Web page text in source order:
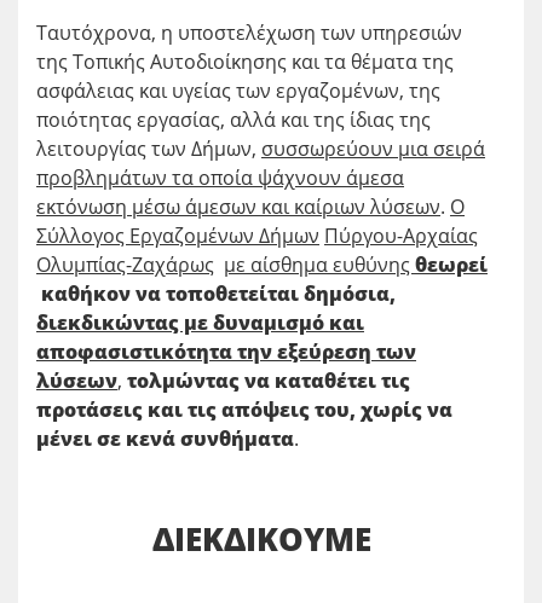
Ταυτόχρονα, η υποστελέχωση των υπηρεσιών
της Τοπικής Αυτοδιοίκησης και τα θέματα της
ασφάλειας και υγείας των εργαζομένων, της
ποιότητας εργασίας, αλλά και της ίδιας της
λειτουργίας των Δήμων, συσσωρεύουν μια σειρά
προβλημάτων τα οποία ψάχνουν άμεσα
εκτόνωση μέσω άμεσων και καίριων λύσεων. Ο
Σύλλογος Εργαζομένων Δήμων Πύργου-Αρχαίας
Ολυμπίας-Ζαχάρως με αίσθημα ευθύνης θεωρεί
καθήκον να τοποθετείταιδημόσια,
διεκδικώντας με δυναμισμό και
αποφασιστικότητα την εξεύρεση των
λύσεων, τολμώντας να καταθέτει τις
προτάσεις και τις απόψεις του, χωρίς να
μένει σε κενά συνθήματα.
ΔΙΕΚΔΙΚΟΥΜΕ